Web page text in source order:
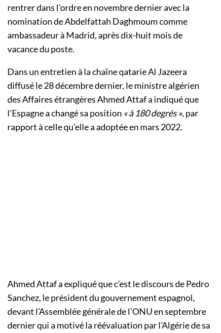
rentrer dans l’ordre en novembre dernier avec la
nomination de Abdelfattah Daghmoum comme
ambassadeur à Madrid, après dix-huit mois de
vacance du poste.
Dans un entretien à la chaîne qatarie Al Jazeera
diffusé le 28 décembre dernier, le ministre algérien
des Affaires étrangères Ahmed Attaf a indiqué que
l’Espagne a changé sa position « à 180 degrés », par
rapport à celle qu’elle a adoptée en mars 2022.
Ahmed Attaf a expliqué que c’est le discours de Pedro
Sanchez, le président du gouvernement espagnol,
devant l’Assemblée générale de l’ONU en septembre
dernier qui a motivé la réévaluation par l’Algérie de sa